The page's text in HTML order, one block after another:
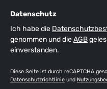
Datenschutz
Ich habe die
genommen und dieAGB
einverstanden.
Diese Seite ist durch reCAPTCHA
Datenschutzrichtlinie und